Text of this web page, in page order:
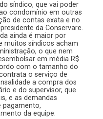
síndico, que vai poder
condomínio em outras
de contas exata e no
da Conservare.
ainda é maior por
muitos síndicos acham
o que nem
em média R$
com o tamanho do
o serviço de
a compra dos
e do supervisor, que
e as demandas
pagamento,
da equipe.